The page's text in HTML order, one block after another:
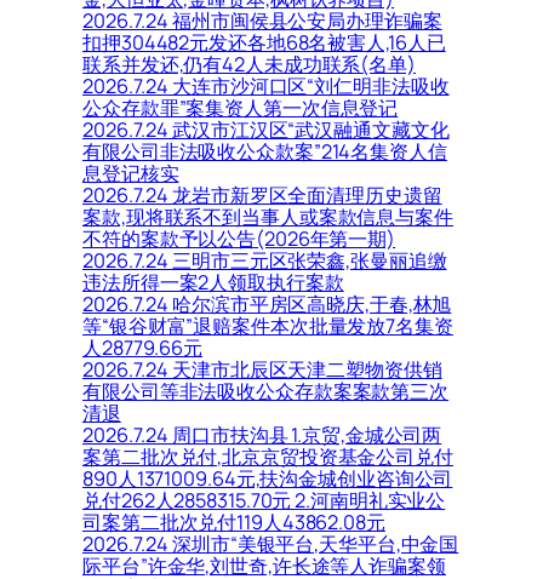
2026.7.24 福州市闽侯县公安局办理诈骗案
扣押304482元发还各地68名被害人,16人已
联系并发还,仍有42人未成功联系(名单)
2026.7.24 大连市沙河口区“刘仁明非法吸收
公众存款罪”案集资人第一次信息登记
2026.7.24 武汉市江汉区“武汉融通文藏文化
有限公司非法吸收公众款案”214名集资人信
息登记核实
2026.7.24 龙岩市新罗区全面清理历史遗留
案款,现将联系不到当事人或案款信息与案件
不符的案款予以公告(2026年第一期)
2026.7.24 三明市三元区张荣鑫,张曼丽追缴
违法所得一案2人领取执行案款
2026.7.24 哈尔滨市平房区高晓庆,于春,林旭
等“银谷财富”退赔案件本次批量发放7名集资
人28779.66元
2026.7.24 天津市北辰区天津二塑物资供销
有限公司等非法吸收公众存款案案款第三次
清退
2026.7.24 周口市扶沟县 1.京贸,金城公司两
案第二批次兑付,北京京贸投资基金公司兑付
890人1371009.64元,扶沟金城创业咨询公司
兑付262人2858315.70元 2.河南明礼实业公
司案第二批次兑付119人43862.08元
2026.7.24 深圳市“美银平台,天华平台,中金国
际平台”许金华,刘世奇,许长途等人诈骗案领